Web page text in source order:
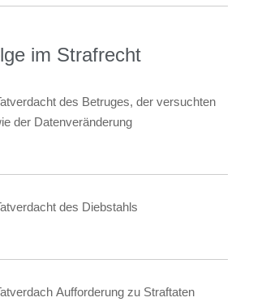
im Strafrecht
des Betruges, der versuchten
der Datenveränderung
des Diebstahls
Aufforderung zu Straftaten